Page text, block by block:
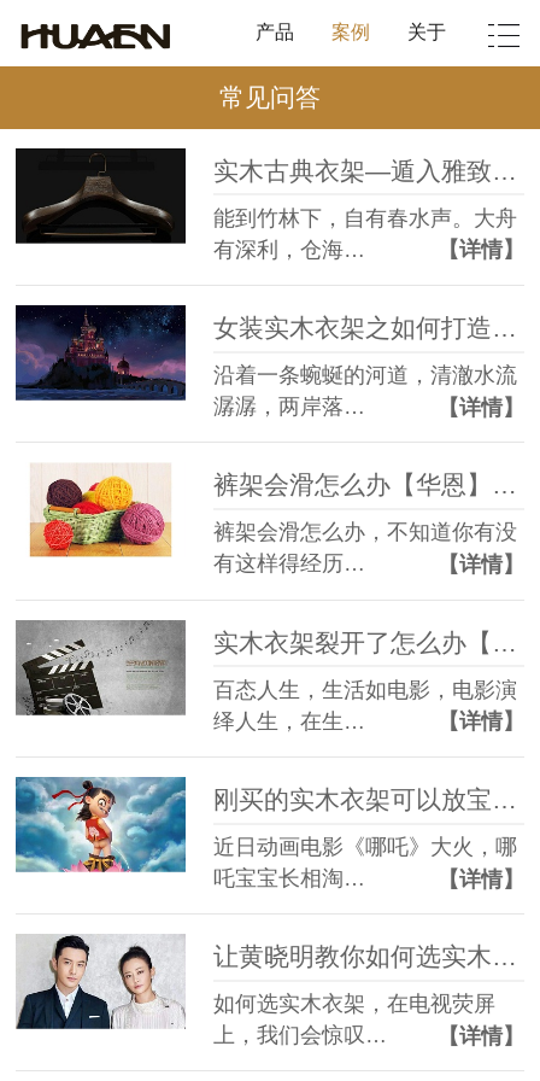
产品 案例 关于
常见问答
实木古典衣架—遁入雅致之境【华恩】
能到竹林下，自有春水声。大舟
有深利，仓海…
【详情】
女装实木衣架之如何打造你的公主卧室【华恩】
沿着一条蜿蜒的河道，清澈水流
潺潺，两岸落…
【详情】
裤架会滑怎么办【华恩】原来可以这么解决
裤架会滑怎么办，不知道你有没
有这样得经历…
【详情】
实木衣架裂开了怎么办【华恩】看完你就知道了
百态人生，生活如电影，电影演
绎人生，在生…
【详情】
刚买的实木衣架可以放宝宝房间吗—哪吒宝宝要这样的衣架【华恩】
近日动画电影《哪吒》大火，哪
吒宝宝长相淘…
【详情】
让黄晓明教你如何选实木衣架【华恩】
如何选实木衣架，在电视荧屏
上，我们会惊叹…
【详情】